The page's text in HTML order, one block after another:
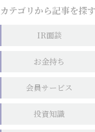
カテゴリから記事を探す
IR面談
お金持ち
会員サービス
投資知識